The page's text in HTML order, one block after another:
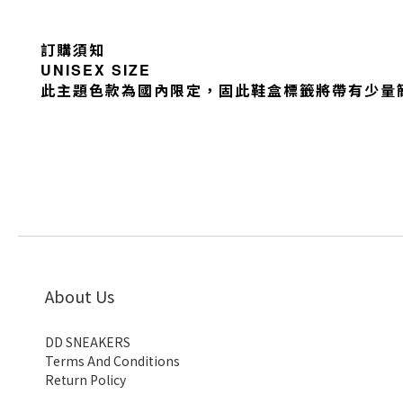
訂購須知
UNISEX SIZE
此主題色款為國內限定，固此鞋盒標籤將帶有少
About Us
DD SNEAKERS
Terms And Conditions
Return Policy